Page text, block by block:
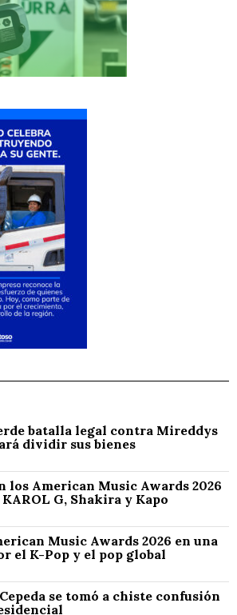
batalla legal contra Mireddys
dividir sus bienes
los American Music Awards 2026
G, Shakira y Kapo
Music Awards 2026 en una
el K-Pop y el pop global
se tomó a chiste confusión